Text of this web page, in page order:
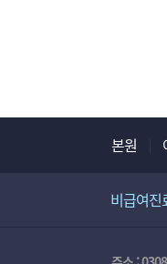
본원
비급여진